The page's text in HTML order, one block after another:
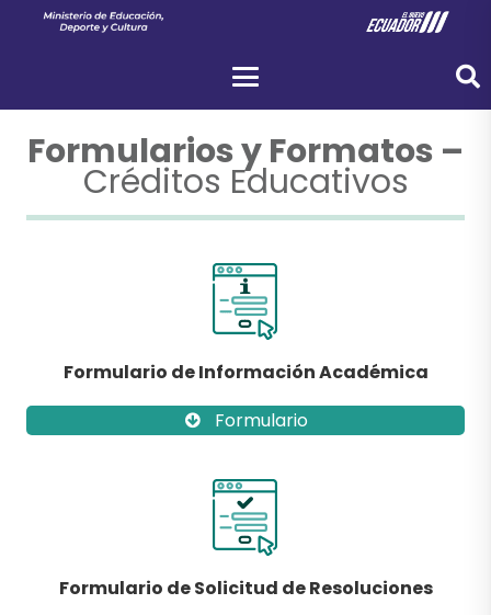
Formularios y Formatos –
Créditos Educativos
Formulario de Información Académica
Formulario
Formulario de Solicitud de Resoluciones